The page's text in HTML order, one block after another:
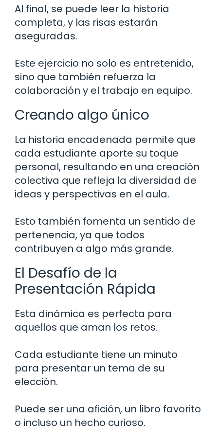
Al final, se puede leer la historia
completa, y las risas estarán
aseguradas.
Este ejercicio no solo es entretenido,
sino que también refuerza la
colaboración y el trabajo en equipo.
Creando algo único
La historia encadenada permite que
cada estudiante aporte su toque
personal, resultando en una creación
colectiva que refleja la diversidad de
ideas y perspectivas en el aula.
Esto también fomenta un sentido de
pertenencia, ya que todos
contribuyen a algo más grande.
El Desafío de la
Presentación Rápida
Esta dinámica es perfecta para
aquellos que aman los retos.
Cada estudiante tiene un minuto
para presentar un tema de su
elección.
Puede ser una afición, un libro favorito
o incluso un hecho curioso.